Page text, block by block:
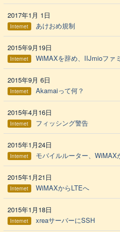
2017年1月 1日
Internet あけおめ規制
2015年9月19日
Internet WiMAXを辞め、IIJmioファ
2015年9月 6日
Internet Akamaiって何？
2015年4月16日
Internet フィッシング警告
2015年1月24日
Internet モバイルルーター、WiMAX
2015年1月21日
Internet WiMAXからLTEへ
2015年1月18日
Internet xreaサーバーにSSH